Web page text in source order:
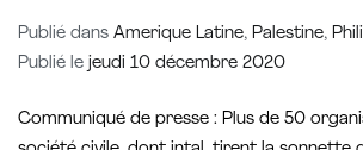
Publié dans Amerique Latine, Palestine,
Publié le jeudi 10 décembre 2020
Communiqué de presse : Plus de 50